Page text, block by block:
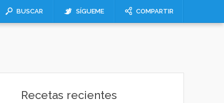
BUSCAR SÍGUEME COMPARTIR
Recetas recientes